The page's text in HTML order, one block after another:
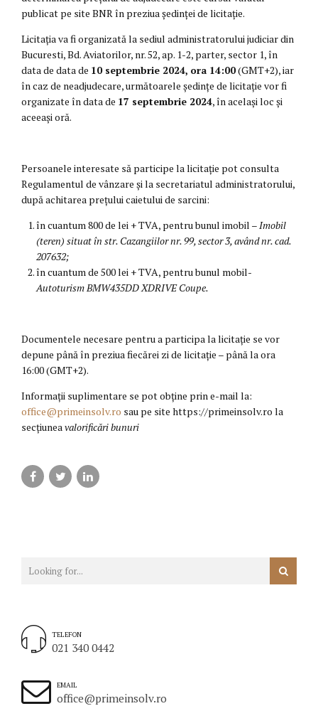
publicat pe site BNR în preziua ședinței de licitație.
Licitația va fi organizată la sediul administratorului judiciar din
Bucuresti, Bd. Aviatorilor, nr. 52, ap. 1-2, parter, sector 1, în
data de data de 10 septembrie 2024, ora 14:00(GMT+2), iar
în caz de neadjudecare, următoarele ședințe de licitație vor fi
organizate în data de 17 septembrie 2024, în același loc și
aceeași oră.
Persoanele interesate să participe la licitație pot consulta
Regulamentul de vânzare și la secretariatul administratorului,
după achitarea prețului caietului de sarcini:
în cuantum 800 de lei + TVA, pentru bunul imobil –Imobil
(teren) situat în str. Cazangiilor nr. 99, sector 3, având nr. cad.
207632;
în cuantum de 500 lei + TVA, pentru bunul mobil-
Autoturism BMW435DD XDRIVE Coupe.
Documentele necesare pentru a participa la licitație se vor
depune până în preziua fiecărei zi de licitație – până la ora
16:00 (GMT+2).
Informații suplimentare se pot obține prin e-mail la:
office@primeinsolv.ro sau pe site https://primeinsolv.ro la
secțiuneavalorificări bunuri
TELEFON
021 340 0442
EMAIL
office@primeinsolv.ro